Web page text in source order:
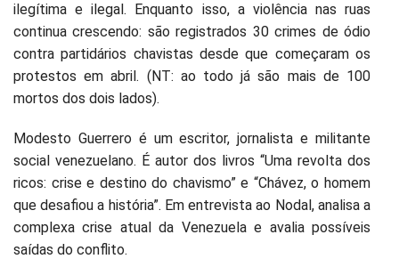
ilegítima e ilegal. Enquanto isso, a violência nas ruas
continua crescendo: são registrados 30 crimes de ódio
contra partidários chavistas desde que começaram os
protestos em abril. (NT: ao todo já são mais de 100
mortos dos dois lados).
Modesto Guerrero é um escritor, jornalista e militante
social venezuelano. É autor dos livros “Uma revolta dos
ricos: crise e destino do chavismo” e “Chávez, o homem
que desafiou a história”. Em entrevista ao Nodal, analisa a
complexa crise atual da Venezuela e avalia possíveis
saídas do conflito.